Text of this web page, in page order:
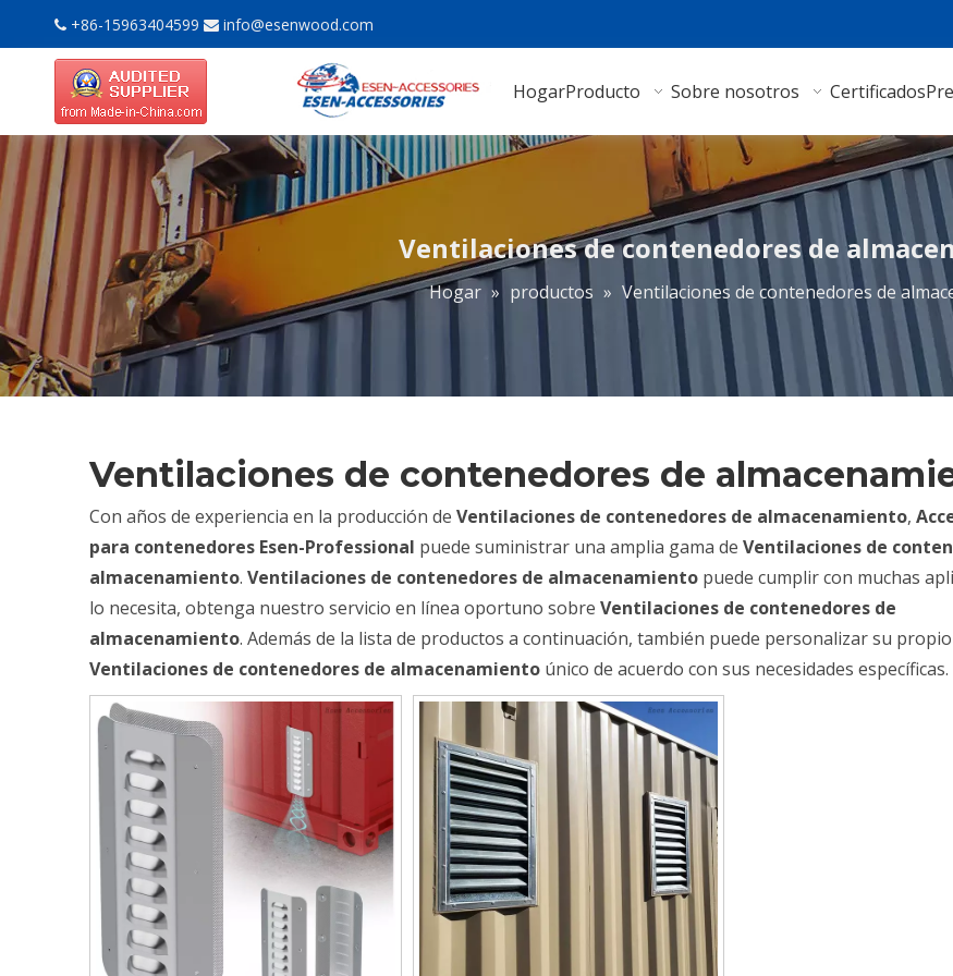
 +86-15963404599  info@esenwood.com
HogarProducto Sobre nosotros Certificados
Ventilaciones de contenedores de
Hogar » productos » Ventilaciones de contenedores de
Ventilaciones de contenedores de
Con años de experiencia en la producción de Ventilaciones de contenedores de almacenamiento,
para contenedores Esen-Professional puede suministrar una amplia gama de Ventilaciones de
almacenamiento. Ventilaciones de contenedores de almacenamiento puede cumplir con muchas
lo necesita, obtenga nuestro servicio en línea oportuno sobre Ventilaciones de contenedores de
almacenamiento. Además de la lista de productos a continuación, también puede personalizar su propio
Ventilaciones de contenedores de almacenamiento único de acuerdo con sus necesidades específicas.